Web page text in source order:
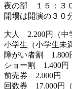
夜の部 １５：３
開場は開演の３０
大人 2.200円（
小学生（小学生未
障がい者割
ショー割
前売券 2.000円
回数券 17.000円（